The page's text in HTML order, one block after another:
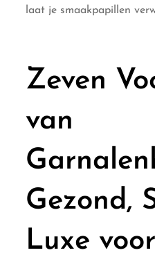
laat je smaakpapillen
Zeven
van
Gezond,
Luxe